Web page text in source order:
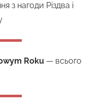
з нагоди Різдва і
Roku — всього